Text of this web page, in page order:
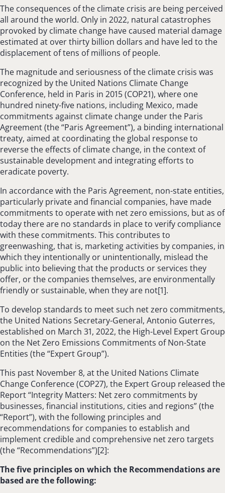
The consequences of the climate crisis are being perceived
all around the world. Only in 2022, natural catastrophes
provoked by climate change have caused material damage
estimated at over thirty billion dollars and have led to the
displacement of tens of millions of people.
The magnitude and seriousness of the climate crisis was
recognized by the United Nations Climate Change
Conference, held in Paris in 2015 (COP21), where one
hundred ninety-five nations, including Mexico, made
commitments against climate change under the Paris
Agreement (the “Paris Agreement”), a binding international
treaty, aimed at coordinating the global response to
reverse the effects of climate change, in the context of
sustainable development and integrating efforts to
eradicate poverty.
In accordance with the Paris Agreement, non-state entities,
particularly private and financial companies, have made
commitments to operate with net zero emissions, but as of
today there are no standards in place to verify compliance
with these commitments. This contributes to
greenwashing, that is, marketing activities by companies, in
which they intentionally or unintentionally, mislead the
public into believing that the products or services they
offer, or the companies themselves, are environmentally
friendly or sustainable, when they are not[1].
To develop standards to meet such net zero commitments,
the United Nations Secretary-General, Antonio Guterres,
established on March 31, 2022, the High-Level Expert Group
on the Net Zero Emissions Commitments of Non-State
Entities (the “Expert Group”).
This past November 8, at the United Nations Climate
Change Conference (COP27), the Expert Group released the
Report “Integrity Matters: Net zero commitments by
businesses, financial institutions, cities and regions” (the
“Report”), with the following principles and
recommendations for companies to establish and
implement credible and comprehensive net zero targets
(the “Recommendations”)[2]:
The five principles on which the Recommendations are
based are the following: